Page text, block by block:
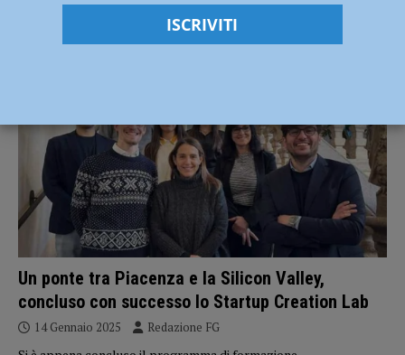
Startup Creation Lab
Un ponte tra Piacenza e la Silicon Valley,
concluso con successo lo Startup Creation Lab
14 Gennaio 2025 Redazione FG